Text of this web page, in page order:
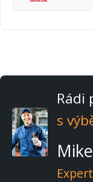
Rádi
s
Mike